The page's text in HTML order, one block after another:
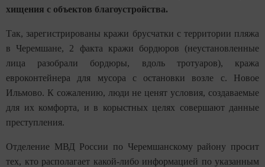
хищения с объектов благоустройства.
Так, зарегистрированы кражи брусчатки с территории пляжа
в Черемшане, 2 факта кражи бордюров (неустановленные
лица разобрали бордюры, вдоль тротуаров), кража
евроконтейнера для мусора с остановки возле с. Новое
Ильмово. К сожалению, люди не ценят условия, создаваемые
для их комфорта, и в корыстных целях совершают данные
преступления.
Отделение МВД России по Черемшанскому району просит
тех, кто располагает какой-либо информацией по указанным